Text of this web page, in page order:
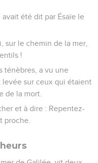
été dit par Ésaïe le
sur le chemin de la mer,
!
ténèbres, a vu une
levée sur ceux qui étaient
de la mort.
et à dire : Repentez-
proche.